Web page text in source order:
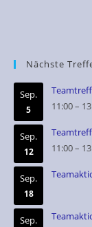
Nächste
Sep.
5
11:00–
Sep.
12
11:00–
Sep.
18
Sep.